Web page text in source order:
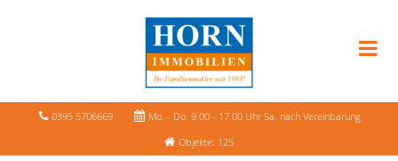
0395 5706669
Mo. - Do. 9.00 - 17.00 Uhr Sa. nach Vereinbarung
Objekte: 125